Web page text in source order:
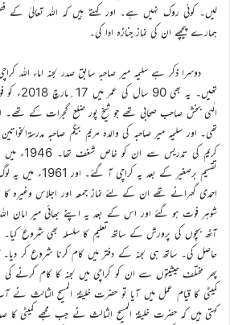
لیں۔ کوئی روک نہیں ہے۔ اور کہتے ہیں کہ اللہ
ہمارے پیچھے ان کی نماز جنازہ ادا کی۔
دوسرا ذکر ہے سلیمہ میر صاحبہ سابق صدر لجنہ اماء اللہ
تھیں۔ یہ
تھی۔ اور سلیمہ میر صاحبہ کی والدہ مریم بیگم صاحبہ
کریم کی
تقسیم برصغیر کے بعد
شوہر فوت ہو گئے اور اس کے بعد یہ اپنے بھائی میر امان
آٹھ بچوں کی پرورش کے ساتھ تعلیم کا سلسلہ بھی شروع
حاصل کی۔ ساتھ ہی لجنہ کے دفتر میں کام کرنا شروع کر
کمیٹی کا قیام عمل میں آیا تو حضرت خلیفۃ المسیح الثالث نے
کہتی ہیں کہ حضرت خلیفۃ المسیح الثالث نے جب مجھے کمیٹی کا